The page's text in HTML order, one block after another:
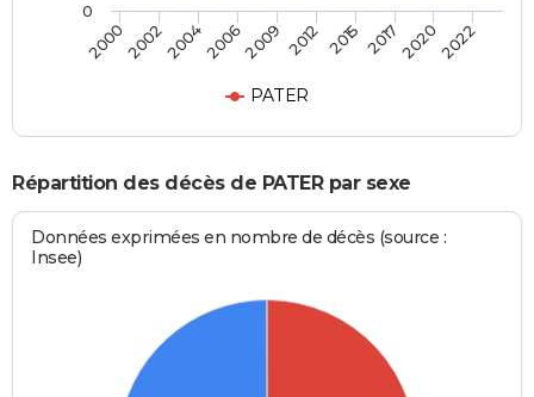
PATER
20002002200420062009 2012 2015 201720202022
0
Répartition des décès de PATER par sexe
Données exprimées en nombre de décès (source :
Insee)